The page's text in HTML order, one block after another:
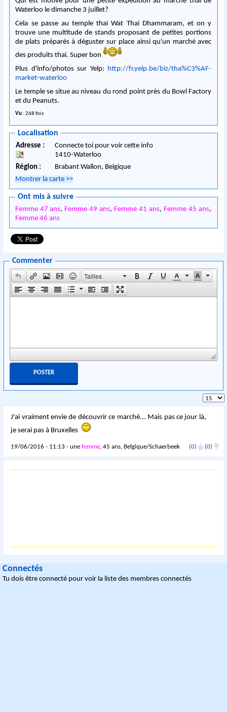
Waterloo le dimanche 3 juillet?
Cela se passe au temple thaï Wat Thai Dhammaram, et on y
trouve une multitude de stands proposant de petites portions
de plats préparés à déguster sur place ainsi qu'un marché avec
des produits thaï. Super bon
Plus d'info/photos sur Yelp: http://fr.yelp.be/biz/tha%C3%AF-
market-waterloo
Le temple se situe au niveau du rond point près du Bowl Factory
et du Peanuts.
Vu : 268 fois
Localisation
Adresse :
Connecte toi pour voir cette info
1410-Waterloo
Région :
Brabant Wallon, Belgique
Montrer la carte >>
Ont mis à suivre
Femme 47 ans, Femme 49 ans, Femme 41 ans, Femme 45 ans,
Femme 46 ans
Commenter
Tailles
J'ai vraiment envie de découvrir ce marché... Mais pas ce jour là,
je serai pas à Bruxelles
19/06/2016 - 11:13 - unefemme, 45 ans, Belgique/Schaerbeek (0) (0)
Connectés
Tu dois être connecté pour voir la liste des membres connectés